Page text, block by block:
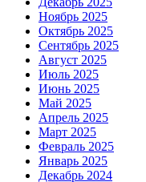
Ноябрь 2025
Октябрь 2025
Сентябрь 2025
Август 2025
Июль 2025
Июнь 2025
Май 2025
Апрель 2025
Март 2025
Февраль 2025
Январь 2025
Декабрь 2024